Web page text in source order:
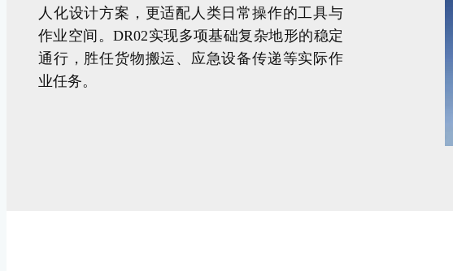
人化设计方案，更适配人类日常操作的工具与
作业空间。DR02实现多项基础复杂地形的稳定
通行，胜任货物搬运、应急设备传递等实际作
业任务。